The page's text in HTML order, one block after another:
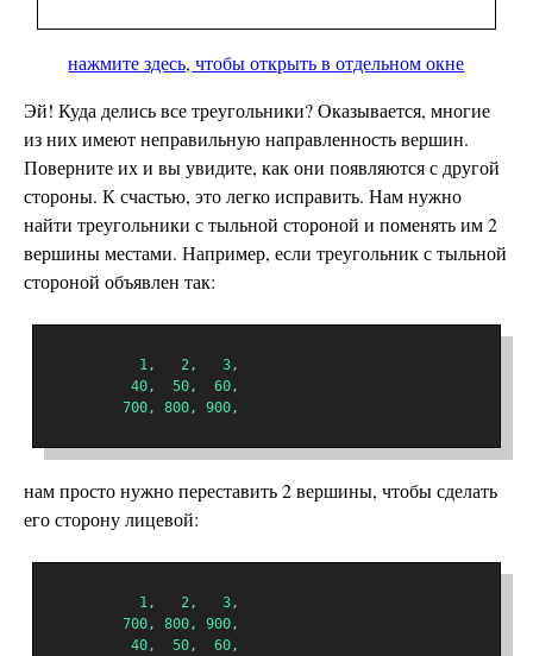
нажмите здесь, чтобы открыть в отдельном окне
Эй! Куда делись все треугольники? Оказывается, многие
из них имеют неправильную направленность вершин.
Поверните их и вы увидите, как они появляются с другой
стороны. К счастью, это легко исправить. Нам нужно
найти треугольники с тыльной стороной и поменять им 2
вершины местами. Например, если треугольник с тыльной
стороной объявлен так:
1, 2, 3,
40, 50, 60,
700, 800, 900,
нам просто нужно переставить 2 вершины, чтобы сделать
его сторону лицевой:
1, 2, 3,
700, 800, 900,
40, 50, 60,